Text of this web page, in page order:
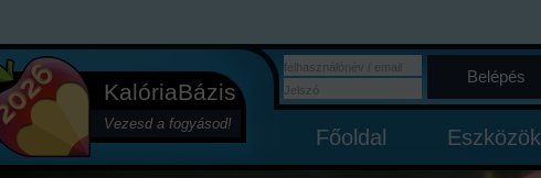
KalóriaBázis
Vezesd a fogyásod!
Belépés
Főoldal Eszközök